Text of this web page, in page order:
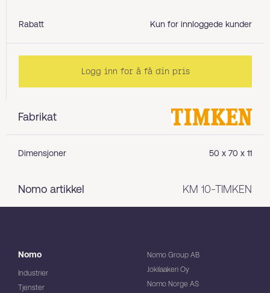
Fabrikat
Dimensjoner 50 x 70 x 11
Nomo artikkel KM 10-TIMKEN
Rabatt Kun for innloggede kunder
Logg inn for å få din pris
Nomo
Industrier
Tjenster
Nomo Group AB
Jokilaakeri Oy
Nomo Norge AS